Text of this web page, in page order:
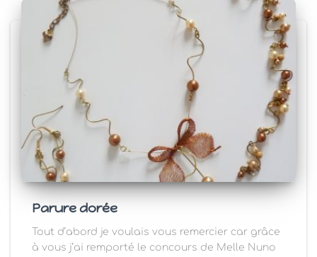
Parure dorée
Tout d’abord je voulais vous remercier car grâce
à vous j’ai remporté le concours de Melle Nuno